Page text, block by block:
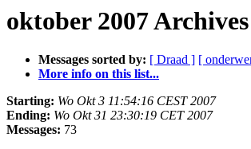
oktober 2007
Messages sorted by: [ Draad ] [
More info on this list...
Starting: Wo Okt 3 11:54:16 CEST 2007
Ending: Wo Okt 31 23:30:19 CET 2007
Messages: 73